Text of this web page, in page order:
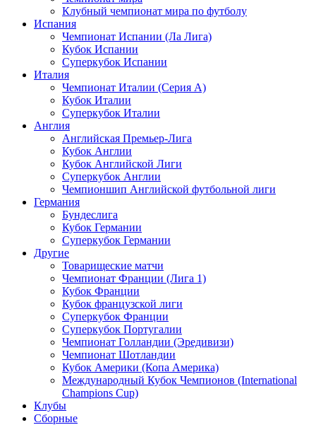
Клубный чемпионат мира по футболу
Испания
Чемпионат Испании (Ла Лига)
Кубок Испании
Суперкубок Испании
Италия
Чемпионат Италии (Серия А)
Кубок Италии
Суперкубок Италии
Англия
Английская Премьер-Лига
Кубок Англии
Кубок Английской Лиги
Суперкубок Англии
Чемпионшип Английской футбольной лиги
Германия
Бундеслига
Кубок Германии
Суперкубок Германии
Другие
Товарищеские матчи
Чемпионат Франции (Лига 1)
Кубок Франции
Кубок французской лиги
Суперкубок Франции
Суперкубок Португалии
Чемпионат Голландии (Эредивизи)
Чемпионат Шотландии
Кубок Америки (Копа Америка)
Международный Кубок Чемпионов (International
Champions Cup)
Клубы
Сборные